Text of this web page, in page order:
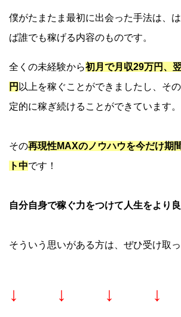
僕がたまたま最初に出会った手法は、
ば誰でも稼げる内容のものです。
全くの未経験から初月で月収29万円、
円 以上を稼ぐことができましたし、そ
定的に稼ぎ続けることができています。
その再現性MAXのノウハウを今だけ期
ト中です！
自分自身で稼ぐ力をつけて人生をより
そういう思いがある方は、ぜひ受け取っ
↓ ↓ ↓ ↓